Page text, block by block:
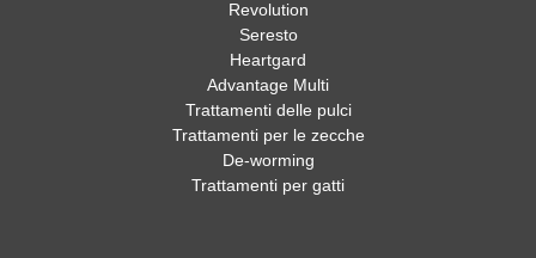
Seresto
Heartgard
Advantage Multi
Trattamenti delle pulci
Trattamenti per le zecche
De-worming
Trattamenti per gatti